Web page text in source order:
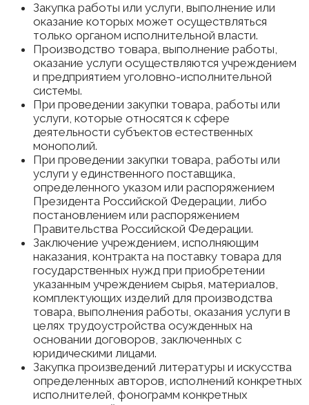
Закупка работы или услуги, выполнение или
оказание которых может осуществляться
только органом исполнительной власти.
Производство товара, выполнение работы,
оказание услуги осуществляются учреждением
и предприятием уголовно-исполнительной
системы.
При проведении закупки товара, работы или
услуги, которые относятся к сфере
деятельности субъектов естественных
монополий.
При проведении закупки товара, работы или
услуги у единственного поставщика,
определенного указом или распоряжением
Президента Российской Федерации, либо
постановлением или распоряжением
Правительства Российской Федерации.
Заключение учреждением, исполняющим
наказания, контракта на поставку товара для
государственных нужд при приобретении
указанным учреждением сырья, материалов,
комплектующих изделий для производства
товара, выполнения работы, оказания услуги в
целях трудоустройства осужденных на
основании договоров, заключенных с
юридическими лицами.
Закупка произведений литературы и искусства
определенных авторов, исполнений конкретных
исполнителей, фонограмм конкретных